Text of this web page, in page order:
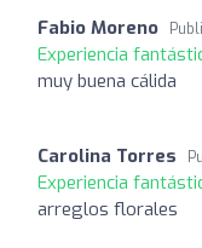
Fabio Moreno
Experiencia
muy buena cálida
Carolina Torres
Experiencia
arreglos florales